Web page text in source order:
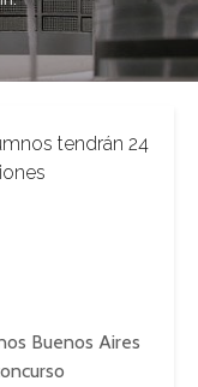
tendrán 24
Buenos Aires